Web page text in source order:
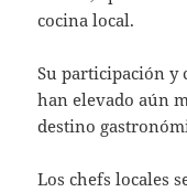
cocina local.
Su participación y
han elevado aún
destino
Los chefs locales